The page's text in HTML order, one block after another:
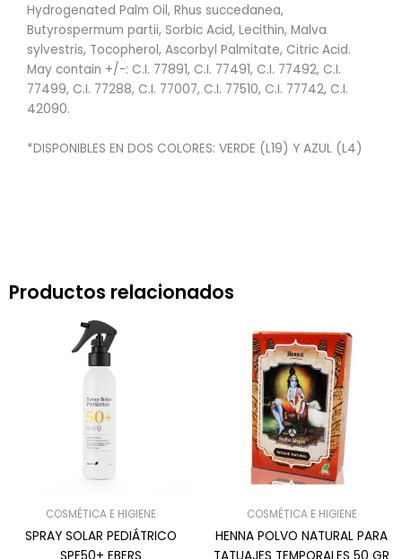
Hydrogenated Palm Oil, Rhus succedanea,
Butyrospermum partii, Sorbic Acid, Lecithin, Malva
sylvestris, Tocopherol, Ascorbyl Palmitate, Citric Acid.
May contain +/-: C.I. 77891, C.I. 77491, C.I. 77492, C.I.
77499, C.I. 77288, C.I. 77007, C.I. 77510, C.I. 77742, C.I.
42090.
*DISPONIBLES EN DOS COLORES: VERDE (L19) Y AZUL (L4)
Productos relacionados
COSMÉTICA E HIGIENE
SPRAY SOLAR PEDIÁTRICO
COSMÉTICA E HIGIENE
HENNA POLVO NATURAL PARA